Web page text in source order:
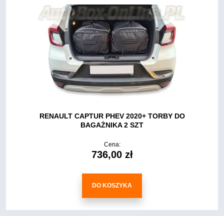
RENAULT CAPTUR PHEV 2020+ TORBY DO
BAGAŻNIKA 2 SZT
Cena:
736,00 zł
DO KOSZYKA